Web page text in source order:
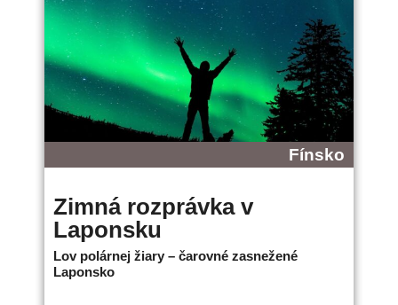
Fínsko
Zimná rozprávka v
Laponsku
Lov polárnej žiary – čarovné zasnežené
Laponsko